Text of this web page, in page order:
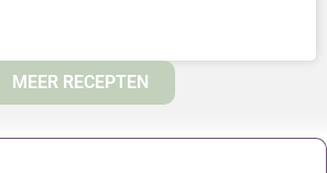
MEER RECEPTEN